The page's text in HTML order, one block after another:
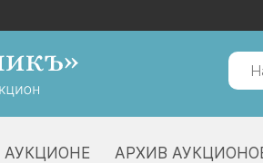
АУКЦИОНЕ АРХИВ